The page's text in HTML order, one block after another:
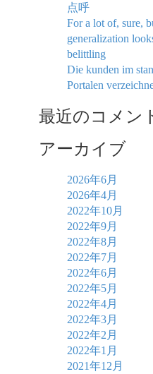
点呼
For a lot of, sure,
generalization
belittling
Die kunden im
Portalen
最近のコメン
アーカイブ
2026年6月
2026年4月
2022年10月
2022年9月
2022年8月
2022年7月
2022年6月
2022年5月
2022年4月
2022年3月
2022年2月
2022年1月
2021年12月